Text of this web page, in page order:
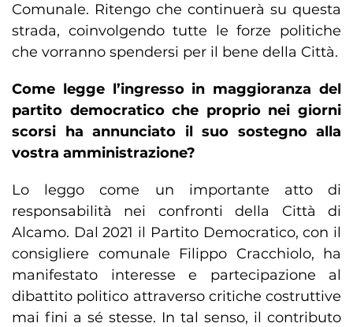
Comunale. Ritengo che continuerà su questa
strada, coinvolgendo tutte le forze politiche
che vorranno spendersi per il bene della Città.
Come legge l’ingresso in maggioranza del
partito democratico che proprio nei giorni
scorsi ha annunciato il suo sostegno alla
vostra amministrazione?
Lo leggo come un importante atto di
responsabilità nei confronti della Città di
Alcamo. Dal 2021 il Partito Democratico, con il
consigliere comunale Filippo Cracchiolo, ha
manifestato interesse e partecipazione al
dibattito politico attraverso critiche costruttive
mai fini a sé stesse. In tal senso, il contributo